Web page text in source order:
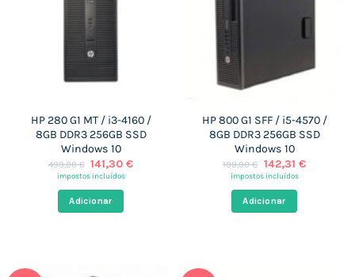
HP 280 G1 MT / i3-4160 /
8GB DDR3 256GB SSD
Windows 10
499,00€ O
preço
era:
499,00 €.
141,30€O
impostos incluídos
Adicionar
HP 800 G1 SFF / i5-4570 /
8GB DDR3 256GB SSD
Windows 10
199,00€ O
preço
era:
199,00 €.
142,31 €O
impostos incluídos
Adicionar